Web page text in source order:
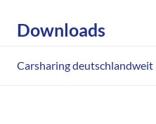
Downloads
Carsharing deutschlandweit